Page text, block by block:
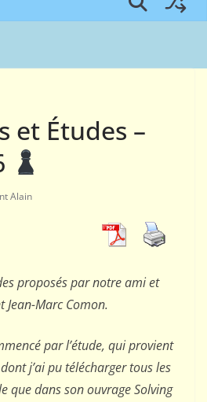
et Études –
Alain
proposés par notre ami et
Jean-Marc Comon.
par l’étude, qui provient
j’ai pu télécharger tous les
que dans son ouvrage Solving